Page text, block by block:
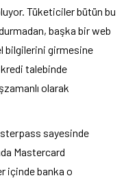
Tüketiciler bütün bu
başka bir web
bilgilerini girmesine
kredi talebinde
olarak
sayesinde
Mastercard
içinde banka o